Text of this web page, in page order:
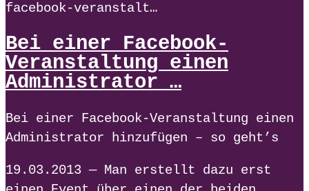
facebook-veranstalt…
Bei einer Facebook-
Veranstaltung einen
Administrator …
Bei einer Facebook-Veranstaltung einen
Administrator hinzufügen – so geht’s
19.03.2013 — Man erstellt dazu erst